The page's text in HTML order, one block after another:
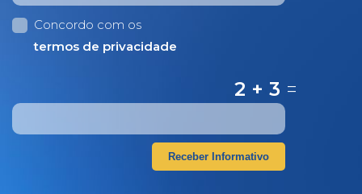
Concordo com os
termos de privacidade
2 + 3 =
Receber Informativo